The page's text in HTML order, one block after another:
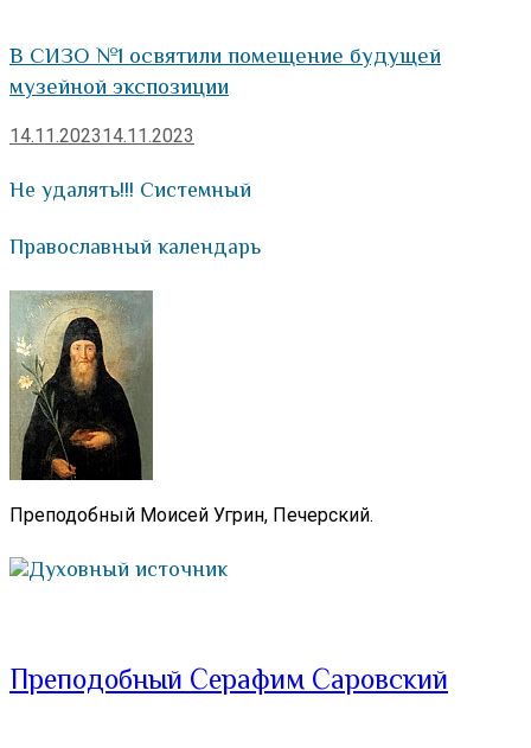
В СИЗО №1 освятили помещение будущей
музейной экспозиции
14.11.202314.11.2023
Не удалять!!! Системный
Православный календарь
Преподобный Моисей Угрин, Печерский.
Духовный источник
Преподобный Серафим Саровский